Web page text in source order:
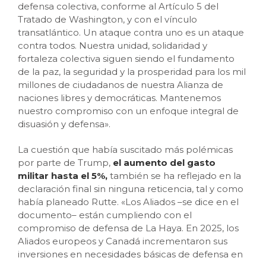
defensa colectiva, conforme al Artículo 5 del
Tratado de Washington, y con el vínculo
transatlántico. Un ataque contra uno es un ataque
contra todos. Nuestra unidad, solidaridad y
fortaleza colectiva siguen siendo el fundamento
de la paz, la seguridad y la prosperidad para los mil
millones de ciudadanos de nuestra Alianza de
naciones libres y democráticas. Mantenemos
nuestro compromiso con un enfoque integral de
disuasión y defensa».
La cuestión que había suscitado más polémicas
por parte de Trump, el aumento del gasto
militar hasta el 5%, también se ha reflejado en la
declaración final sin ninguna reticencia, tal y como
había planeado Rutte. «Los Aliados –se dice en el
documento– están cumpliendo con el
compromiso de defensa de La Haya. En 2025, los
Aliados europeos y Canadá incrementaron sus
inversiones en necesidades básicas de defensa en